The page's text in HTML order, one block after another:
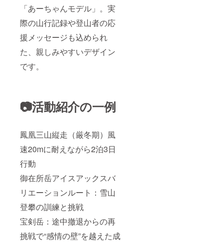
「あーちゃんモデル」。実
際の山行記録や登山者の応
援メッセージも込められ
た、親しみやすいデザイン
です。
📷活動紹介の一例
鳳凰三山縦走（厳冬期）風
速20mに耐えながら2泊3日
行動
御在所岳アイスアックスバ
リエーションルート：雪山
登攀の訓練と挑戦
宝剣岳：途中撤退からの再
挑戦で“感情の壁”を越えた成